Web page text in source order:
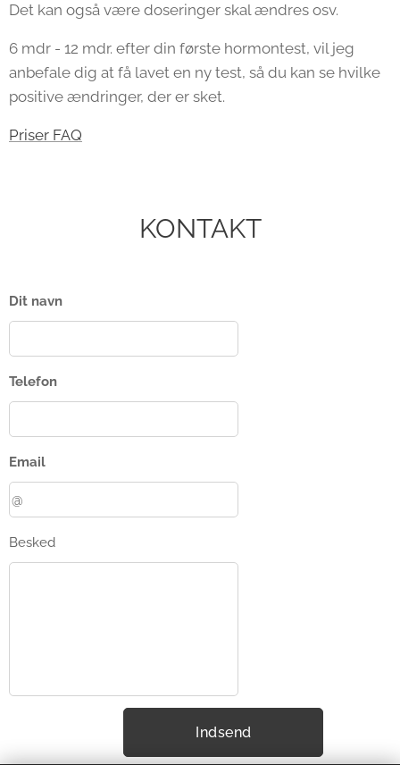
Det kan også være doseringer skal ændres osv.
6 mdr - 12 mdr. efter din første hormontest, vil jeg
anbefale dig at få lavet en ny test, så du kan se hvilke
positive ændringer, der er sket.
Priser FAQ
KONTAKT
Dit navn
Telefon
Email
Besked
Indsend